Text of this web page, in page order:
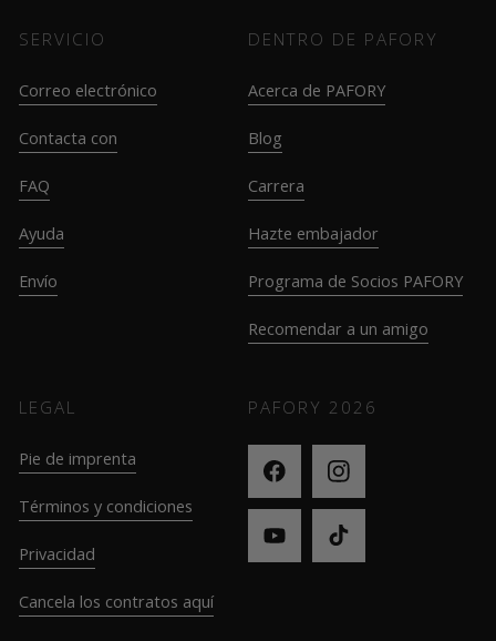
SERVICIO
Correo electrónico
Contacta con
FAQ
Ayuda
Envío
DENTRO DE PAFORY
Acerca de PAFORY
Blog
Carrera
Hazte embajador
Programa de Socios PAFORY
Recomendar a un amigo
LEGAL
Pie de imprenta
Términos y condiciones
Privacidad
Cancela los contratos aquí
PAFORY 2026